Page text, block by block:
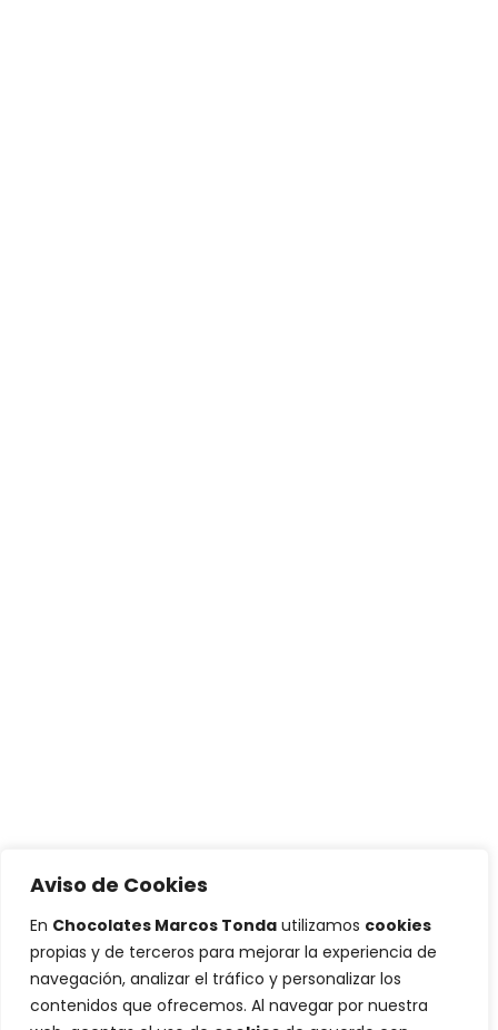
Aviso de Cookies
En Chocolates Marcos Tonda utilizamos cookies
propias y de terceros para mejorar la experiencia de
navegación, analizar el tráfico y personalizar los
contenidos que ofrecemos. Al navegar por nuestra